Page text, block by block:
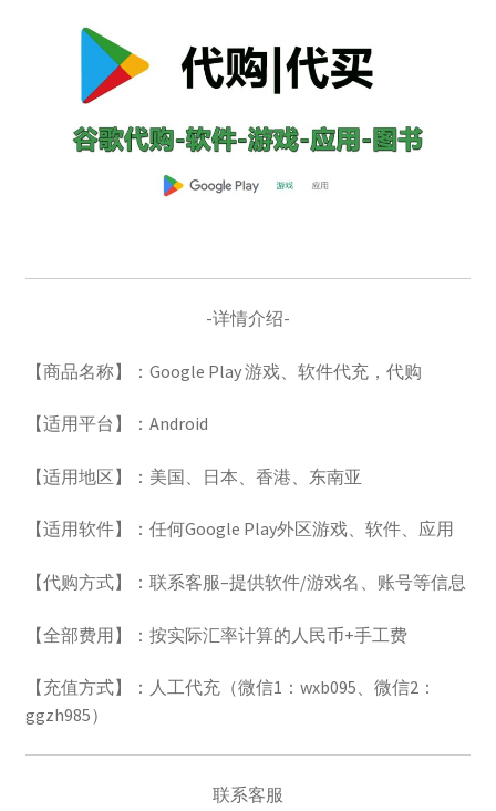
环球巴士
谷歌产品
谷歌One
谷歌代购
谷歌礼品卡
英国礼品卡
-详情介绍-
【商品名称】：Google Play 游戏、软件代充，代购
【适用平台】：Android
【适用地区】：美国、日本、香港、东南亚
【适用软件】：任何Google Play外区游戏、软件、应用
【代购方式】：联系客服–提供软件/游戏名、账号等信息
【全部费用】：按实际汇率计算的人民币+手工费
【充值方式】：人工代充（微信1：wxb095、微信2：
ggzh985）
联系客服